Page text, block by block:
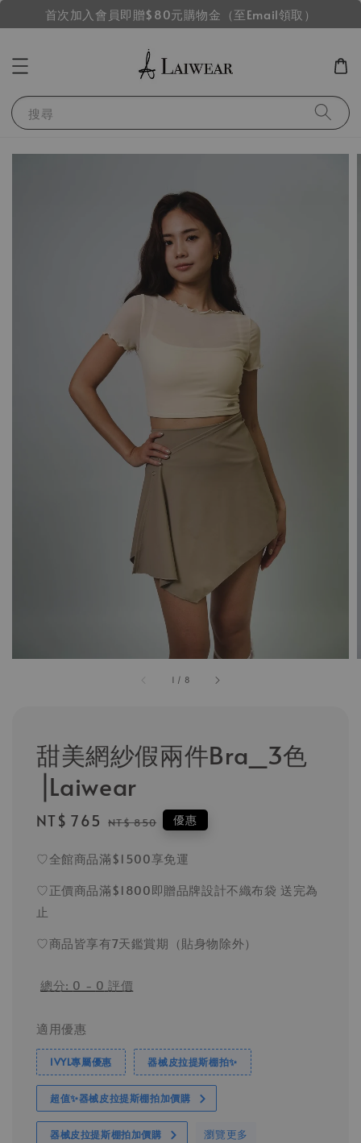
首次加入會員即贈$80元購物金（至Email領取）
搜尋
1 / 8
甜美網紗假兩件Bra_3色
⎟Laiwear
Sale
NT$ 765 Regular
NT$ 850 優惠
♡全館商品滿$1500享免運
♡正價商品滿$1800即贈品牌設計不織布袋 送完為
止
♡商品皆享有7天鑑賞期（貼身物除外）
總分: 0 - 0 評價
適用優惠
IVYL專屬優惠 器械皮拉提斯棚拍✨
超值✨器械皮拉提斯棚拍加價購
器械皮拉提斯棚拍加價購 瀏覽更多